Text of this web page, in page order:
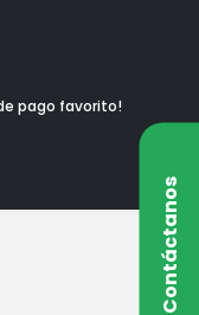
pago favorito!
Contáctanos